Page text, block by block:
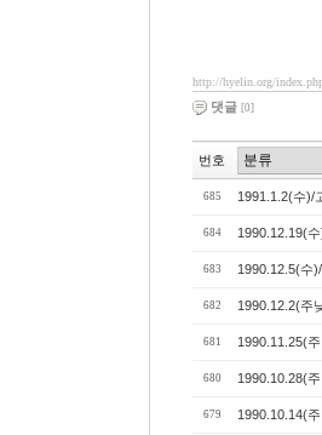
http://hyelin.org/
댓글 [0]
번호
685 1991.1.2(수)/
684 1990.12.19(
683 1990.12.5(수
682 1990.12.2(주
681 1990.11.25(
680 1990.10.28(
679 1990.10.14(